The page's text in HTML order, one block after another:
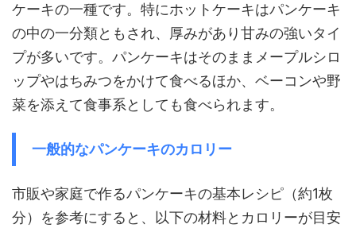
ケーキの一種です。特にホットケーキはパンケーキ
の中の一分類ともされ、厚みがあり甘みの強いタイ
プが多いです。パンケーキはそのままメープルシロ
ップやはちみつをかけて食べるほか、ベーコンや野
菜を添えて食事系としても食べられます。
一般的なパンケーキのカロリー
市販や家庭で作るパンケーキの基本レシピ（約1枚
分）を参考にすると、以下の材料とカロリーが目安